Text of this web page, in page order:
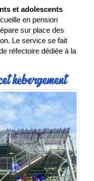
et adolescents
en pension
sur place des
Le service se fait
réfectoire dédiée à la
hébergement